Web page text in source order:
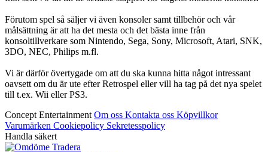
Förutom spel så säljer vi även konsoler samt tillbehör och vår
målsättning är att ha det mesta och det bästa inne från
konsoltillverkare som Nintendo, Sega, Sony, Microsoft, Atari, SNK,
3DO, NEC, Philips m.fl.
Vi är därför övertygade om att du ska kunna hitta något intressant
oavsett om du är ute efter Retrospel eller vill ha tag på det nya spelet
till t.ex. Wii eller PS3.
Concept Entertainment Om oss Kontakta oss Köpvillkor
Varumärken Cookiepolicy Sekretesspolicy
Handla säkert